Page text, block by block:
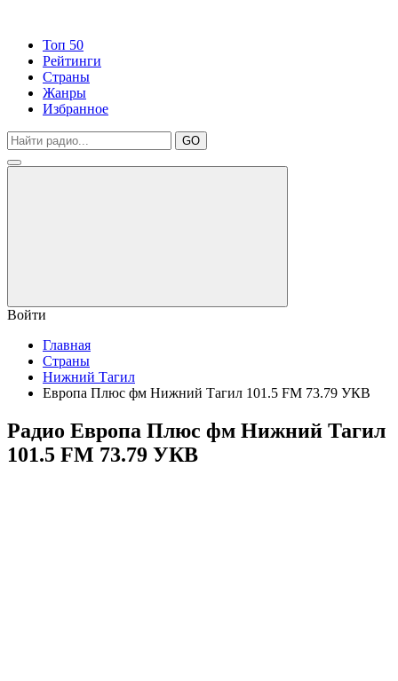
Топ 50
Рейтинги
Страны
Жанры
Избранное
GO
Войти
Главная
Страны
Нижний Тагил
Европа Плюс фм Нижний Тагил 101.5 FM 73.79 УКВ
Радио Европа Плюс фм Нижний Тагил
101.5 FM 73.79 УКВ